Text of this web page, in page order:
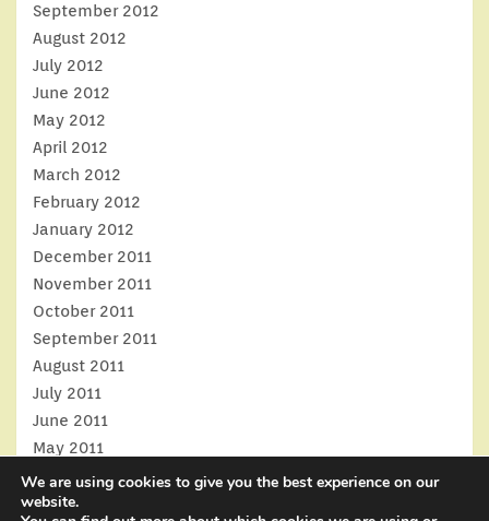
September 2012
August 2012
July 2012
June 2012
May 2012
April 2012
March 2012
February 2012
January 2012
December 2011
November 2011
October 2011
September 2011
August 2011
July 2011
June 2011
May 2011
April 2011
March 2011
We are using cookies to give you the best experience on our
website.